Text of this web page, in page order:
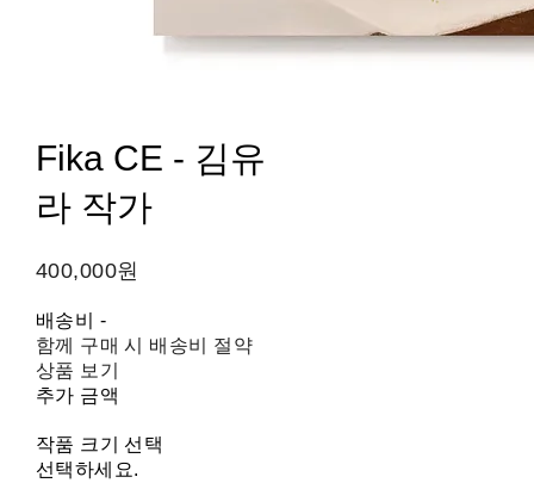
Fika CE - 김유
라 작가
400,000원
배송비 -
함께 구매 시 배송비 절약
상품 보기
추가 금액
작품 크기 선택
선택하세요.